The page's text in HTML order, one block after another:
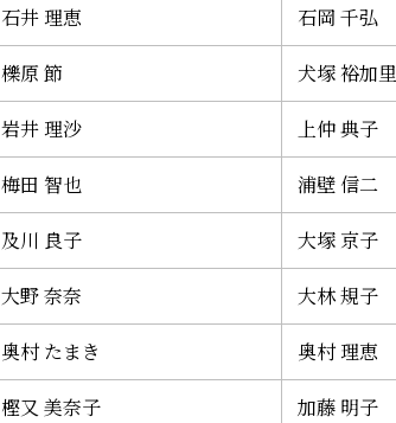
石井 理恵 石岡 千弘
櫟原 節 犬塚 裕加里
岩井 理沙 上仲 典子
梅田 智也 浦壁 信二
及川 良子 大塚 京子
大野 奈奈 大林 規子
奥村 たまき 奥村 理恵
樫又 美奈子 加藤 明子